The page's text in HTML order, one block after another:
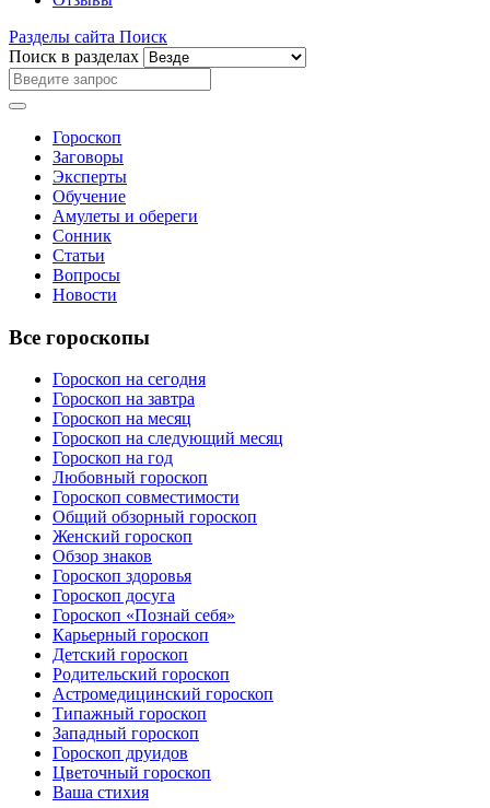
Разделы сайта Поиск
Поиск в разделах
Гороскоп
Заговоры
Эксперты
Обучение
Амулеты и обереги
Сонник
Статьи
Вопросы
Новости
Все гороскопы
Гороскоп на сегодня
Гороскоп на завтра
Гороскоп на месяц
Гороскоп на следующий месяц
Гороскоп на год
Любовный гороскоп
Гороскоп совместимости
Общий обзорный гороскоп
Женский гороскоп
Обзор знаков
Гороскоп здоровья
Гороскоп досуга
Гороскоп «Познай себя»
Карьерный гороскоп
Детский гороскоп
Родительский гороскоп
Астромедицинский гороскоп
Типажный гороскоп
Западный гороскоп
Гороскоп друидов
Цветочный гороскоп
Ваша стихия